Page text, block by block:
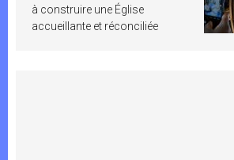
à construire une Église
accueillante et réconciliée